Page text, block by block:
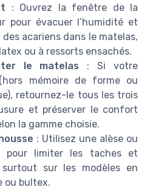
: Ouvrez la fenêtre de la
pour évacuer l’humidité et
acariens dans le matelas,
ou à ressorts ensachés.
le matelas : Si votre
mémoire de forme ou
retournez-le tous les trois
et préserver le confort
la gamme choisie.
: Utilisez une alèse ou
pour limiter les taches et
surtout sur les modèles en
ou bultex.